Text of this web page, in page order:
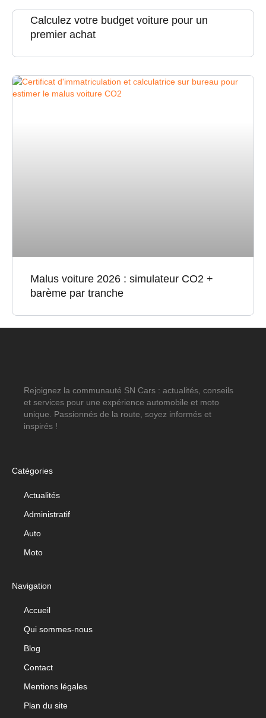
Calculez votre budget voiture pour un
premier achat
Malus voiture 2026 : simulateur CO2 +
barème par tranche
Rejoignez la communauté SN Cars : actualités, conseils
et services pour une expérience automobile et moto
unique. Passionnés de la route, soyez informés et
inspirés !
Catégories
Actualités
Administratif
Auto
Moto
Navigation
Accueil
Qui sommes-nous
Blog
Contact
Mentions légales
Plan du site